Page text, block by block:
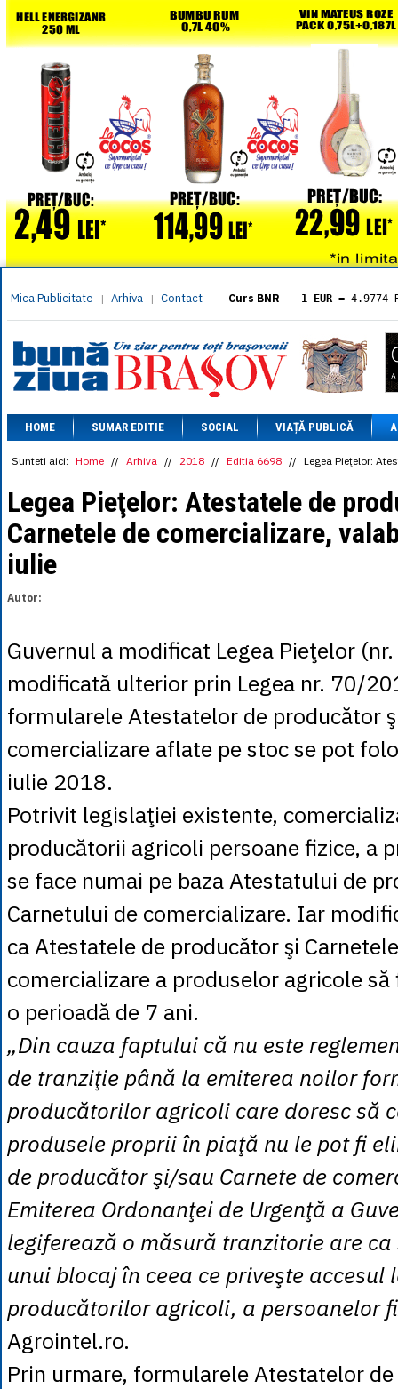
Mica Publicitate | Arhiva | Contact Curs BNR 1 EUR = 4.9774
= 5.8304
1 XAU= 464.4611
1 AED= 1.1933
1 AUD= 2.7957
1 BGN= 2.5449
1 CAD= 3.1559
1 CHF= 5.2813
1 CNY = 0.6015
1 DKK
= 0.6668
1 EGP= 0.0860
= 1.2223
1 INR = 0.0513
1 PLN = 1.1646
1 RSD
1 RUB = 0.0530
= 0.4526
1 TRY= 0.1141
= 0.1048
1 XDR= 5.9383
1 ZAR
HOME SUMAR EDITIE SOCIAL VIAȚĂ PUBLICĂ
Sunteti aici: Home // Arhiva // 2018 // Editia 6698 // Legea Pieţelor:
Legea Pieţelor: Atestatele de
Carnetele de comercializare,
iulie
Autor:
Guvernul a modificat Legea Pieţelor
modificată ulterior prin Legea nr. 70/
formularele Atestatelor de producător
comercializare aflate pe stoc se pot
iulie 2018.
Potrivit legislaţiei existente,
producătorii agricoli persoane fizice, a
se face numai pe baza Atestatului de
Carnetului de comercializare. Iar
ca Atestatele de producător şi
comercializare a produselor agricole
o perioadă de 7 ani.
„Din cauza faptului că nu este
de tranziţie până la emiterea noilor
producătorilor agricoli care doresc să
produsele proprii în piaţă nu le pot fi
de producător şi/sau Carnete de
Emiterea Ordonanţei de Urgenţă a
legiferează o măsură tranzitorie are
unui blocaj în ceea ce priveşte accesul
producătorilor agricoli, a persoanelor
Agrointel.ro.
Prin urmare, formularele Atestatelor